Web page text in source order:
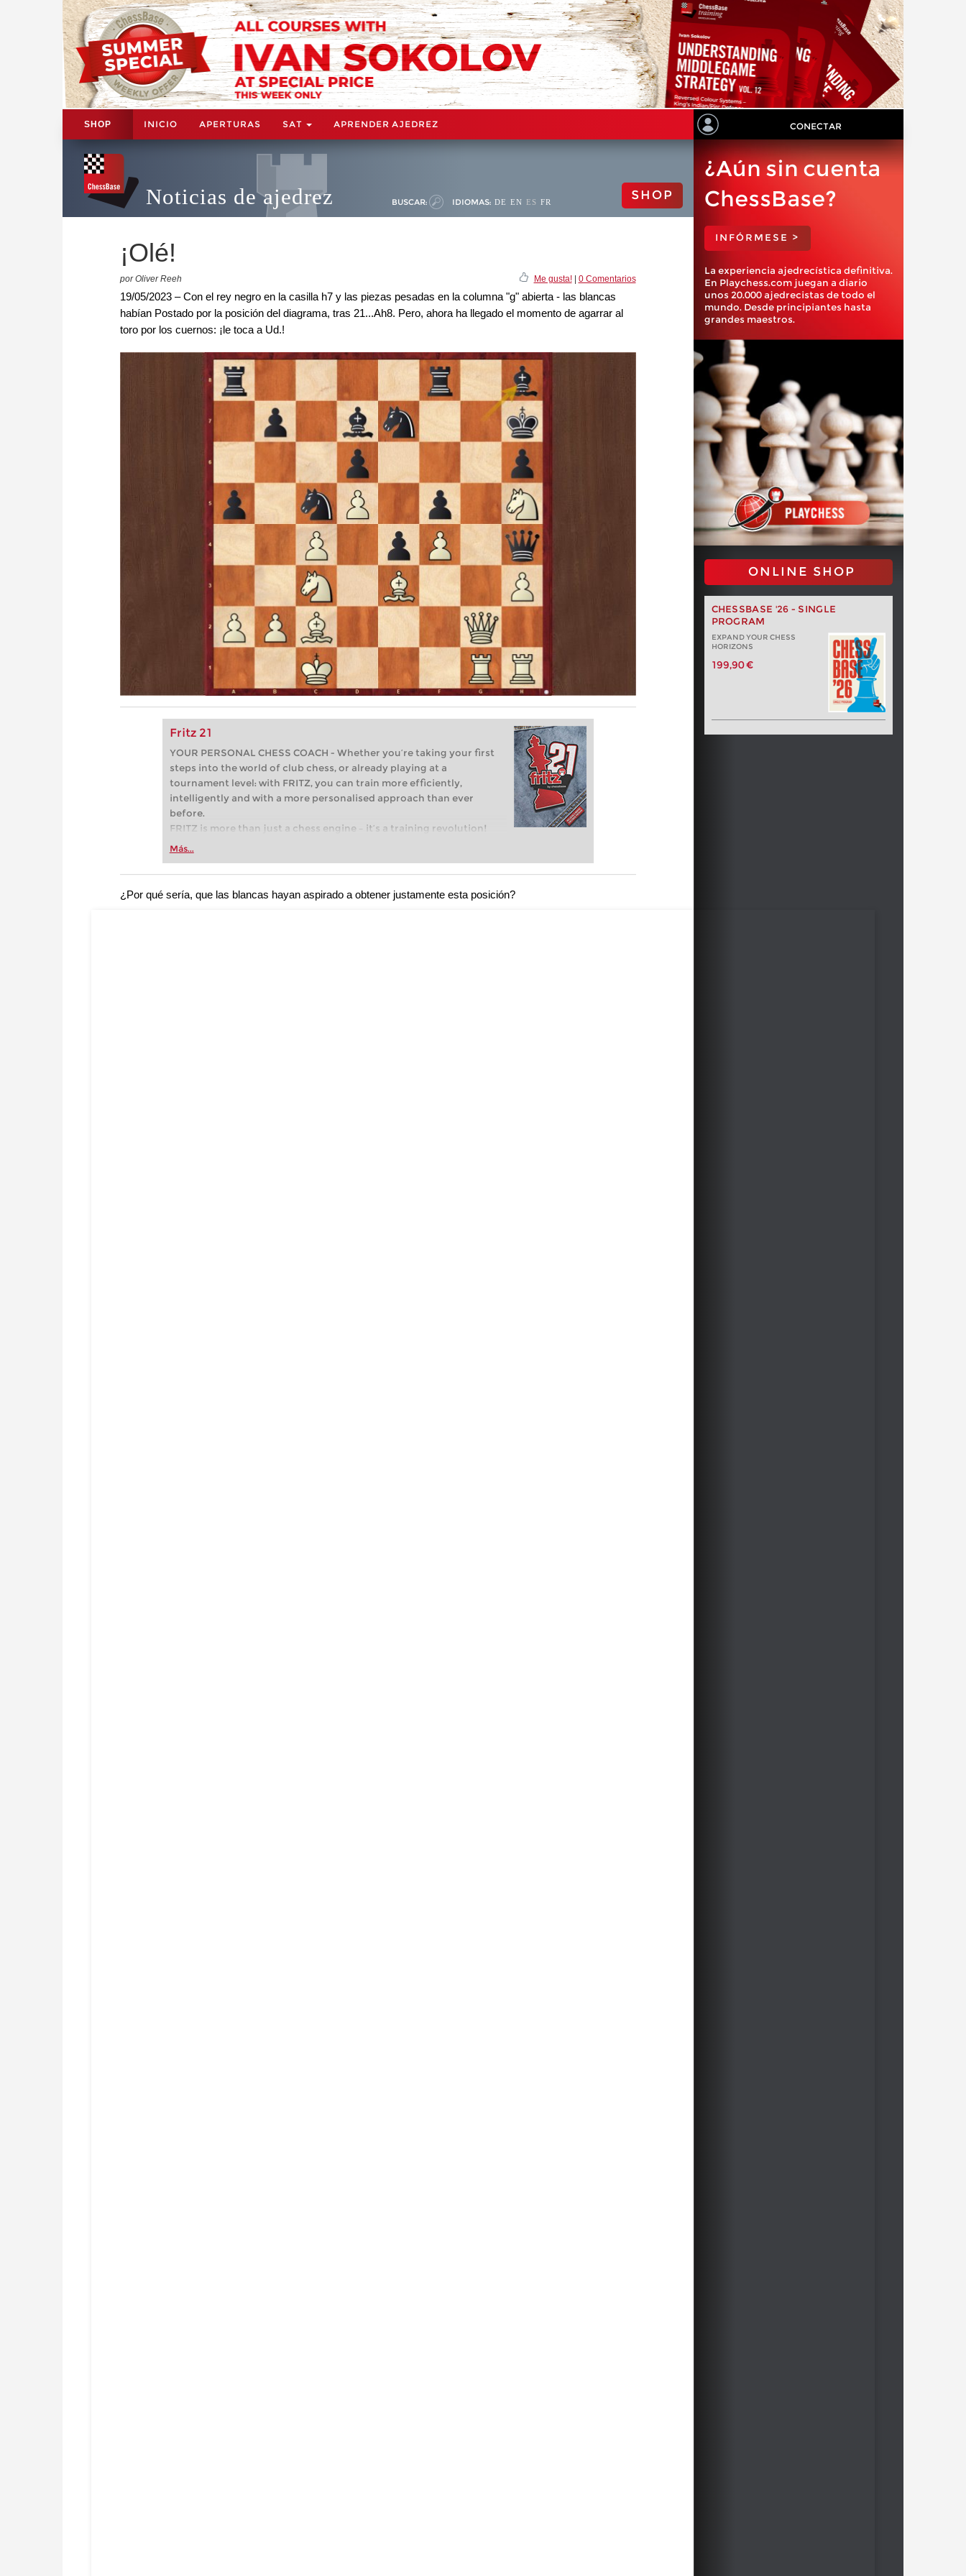
SHOP INICIO APERTURAS SAT APRENDER AJEDREZ CONECTAR
Noticias de ajedrez BUSCAR: IDIOMAS: DE EN ES FR SHOP
¡Olé!
por Oliver Reeh Me gusta!| 0 Comentarios
19/05/2023 – Con el rey negro en la casilla h7 y las piezas pesadas en la columna "g" abierta - las blancas
habían Postado por la posición del diagrama, tras 21...Ah8. Pero, ahora ha llegado el momento de agarrar al
toro por los cuernos: ¡le toca a Ud.!
Fritz 21
YOUR PERSONAL CHESS COACH - Whether you’re taking your first
steps into the world of club chess, or already playing at a
tournament level: with FRITZ, you can train more efficiently,
intelligently and with a more personalised approach than ever
before.
FRITZ is more than just a chess engine – it’s a training revolution!
Whether you’re taking your first steps into the world of club chess,
more efficiently, intelligently and with a more personalised
approach than ever before.
Más...
¿Aún sin cuenta
ChessBase?
INFÓRMESE >
La experiencia ajedrecística definitiva.
En Playchess.com juegan a diario
unos 20.000 ajedrecistas de todo el
mundo. Desde principiantes hasta
grandes maestros.
ONLINE SHOP
CHESSBASE '26 - SINGLE
PROGRAM
EXPAND YOUR CHESS
HORIZONS
199,90 €
¿Por qué sería, que las blancas hayan aspirado a obtener justamente esta posición?